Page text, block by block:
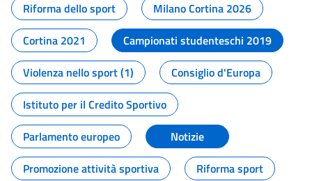
Riforma dello sport
Milano Cortina 2026
Cortina 2021
Campionati studenteschi 2019
Violenza nello sport (1)
Consiglio d'Europa
Istituto per il Credito Sportivo
Parlamento europeo
Notizie
Promozione attività sportiva
Riforma sport